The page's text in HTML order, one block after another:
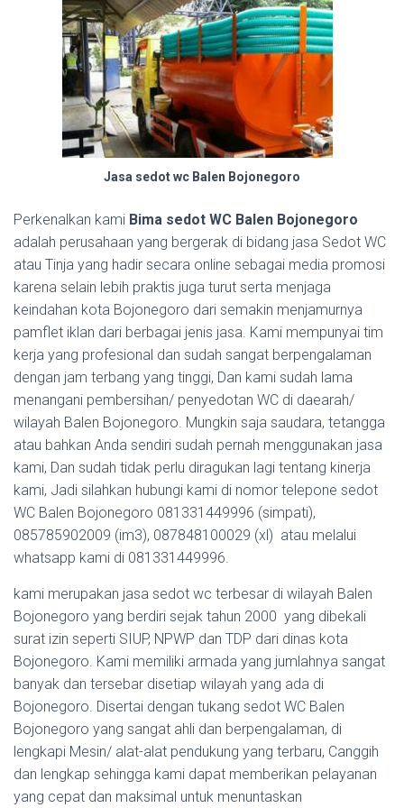
Jasa sedot wc Balen Bojonegoro
Perkenalkan kami Bima sedot WC Balen Bojonegoro
adalah perusahaan yang bergerak di bidang jasa Sedot WC
atau Tinja yang hadir secara online sebagai media promosi
karena selain lebih praktis juga turut serta menjaga
keindahan kota Bojonegoro dari semakin menjamurnya
pamflet iklan dari berbagai jenis jasa. Kami mempunyai tim
kerja yang profesional dan sudah sangat berpengalaman
dengan jam terbang yang tinggi, Dan kami sudah lama
menangani pembersihan/ penyedotan WC di daearah/
wilayah Balen Bojonegoro. Mungkin saja saudara, tetangga
atau bahkan Anda sendiri sudah pernah menggunakan jasa
kami, Dan sudah tidak perlu diragukan lagi tentang kinerja
kami, Jadi silahkan hubungi kami di nomor telepone sedot
WC Balen Bojonegoro 081331449996 (simpati),
085785902009 (im3), 087848100029 (xl) atau melalui
whatsapp kami di 081331449996.
kami merupakan jasa sedot wc terbesar di wilayah Balen
Bojonegoro yang berdiri sejak tahun 2000 yang dibekali
surat izin seperti SIUP, NPWP dan TDP dari dinas kota
Bojonegoro. Kami memiliki armada yang jumlahnya sangat
banyak dan tersebar disetiap wilayah yang ada di
Bojonegoro. Disertai dengan tukang sedot WC Balen
Bojonegoro yang sangat ahli dan berpengalaman, di
lengkapi Mesin/ alat-alat pendukung yang terbaru, Canggih
dan lengkap sehingga kami dapat memberikan pelayanan
yang cepat dan maksimal untuk menuntaskan